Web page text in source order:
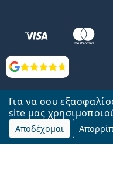
Για να σου
site μας
Αποδέχομαι
Αξιολογήσεις
Επιστροφή στην